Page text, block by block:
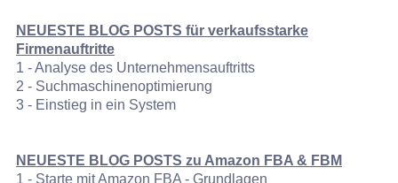
NEUESTE BLOG POSTS für verkaufsstarke
Firmenauftritte
1 - Analyse des Unternehmensauftritts
2 - Suchmaschinenoptimierung
3 - Einstieg in ein System
NEUESTE BLOG POSTS zu Amazon FBA & FBM
1 - Starte mit Amazon FBA - Grundlagen